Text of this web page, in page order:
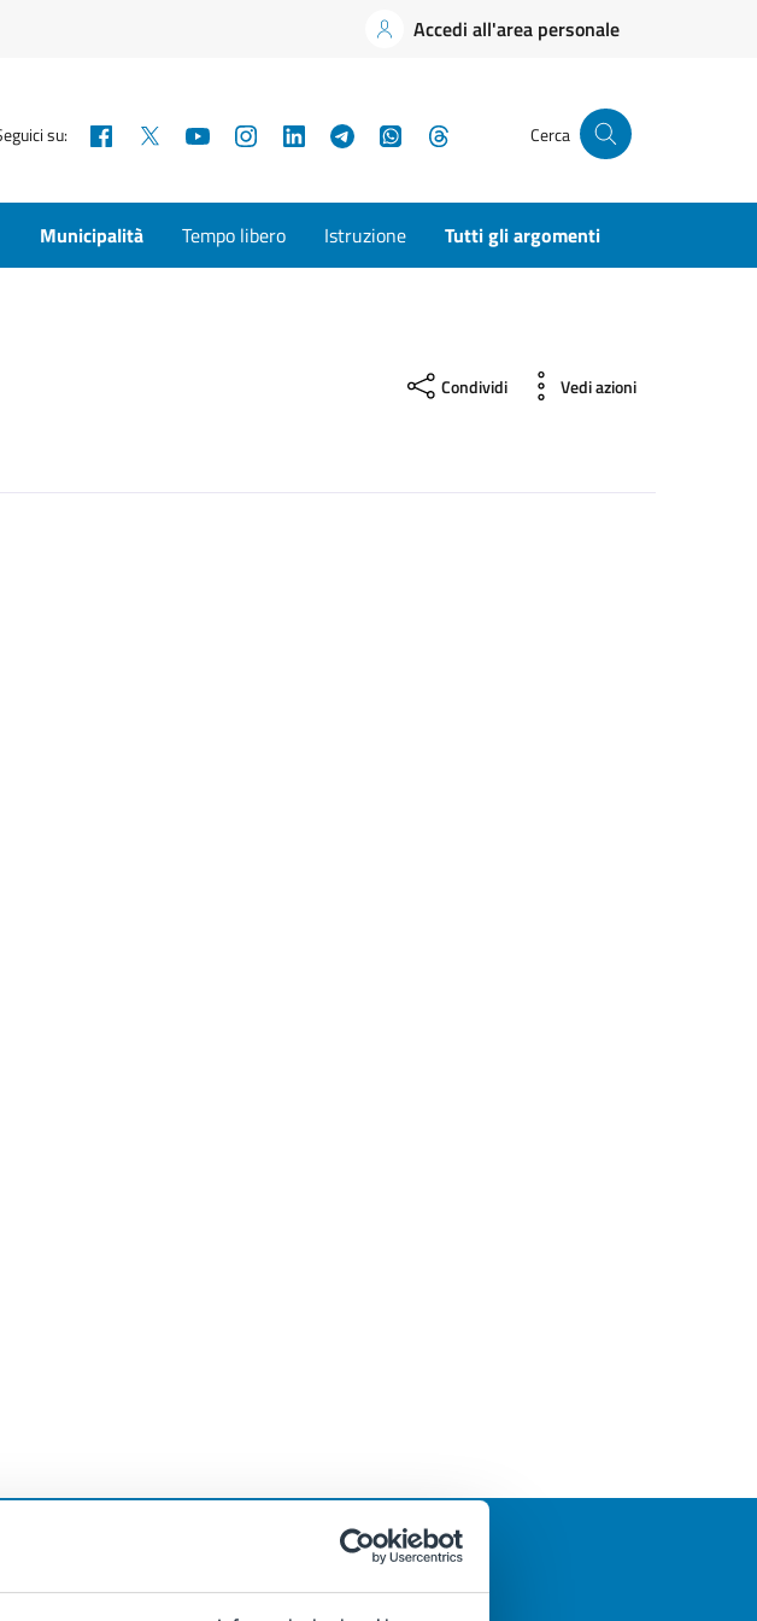
Accedi all'area personale
su: Facebook YouTubeInstagramLinkedInTelegramWhatsApp Cerca
Municipalità Tempo libero Istruzione Tutti gli argomenti
Condividi Vedi azioni